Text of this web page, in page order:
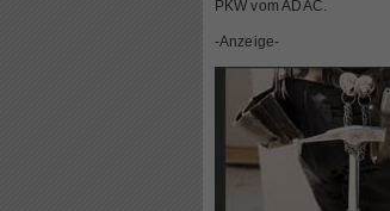
PKW vom ADAC.
-Anzeige-